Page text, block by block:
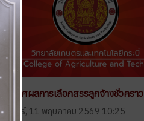
ประกาศผลการเลือกสรรลูกจ้างชั่วคราว
วันจันทร์, 11 พฤษภาคม 2569 10:25